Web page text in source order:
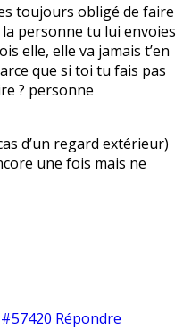
toujours obligé de faire
personne tu lui envoies
elle, elle va jamais t’en
que si toi tu fais pas
? personne
d’un regard extérieur)
une fois mais ne
#57420 Répondre